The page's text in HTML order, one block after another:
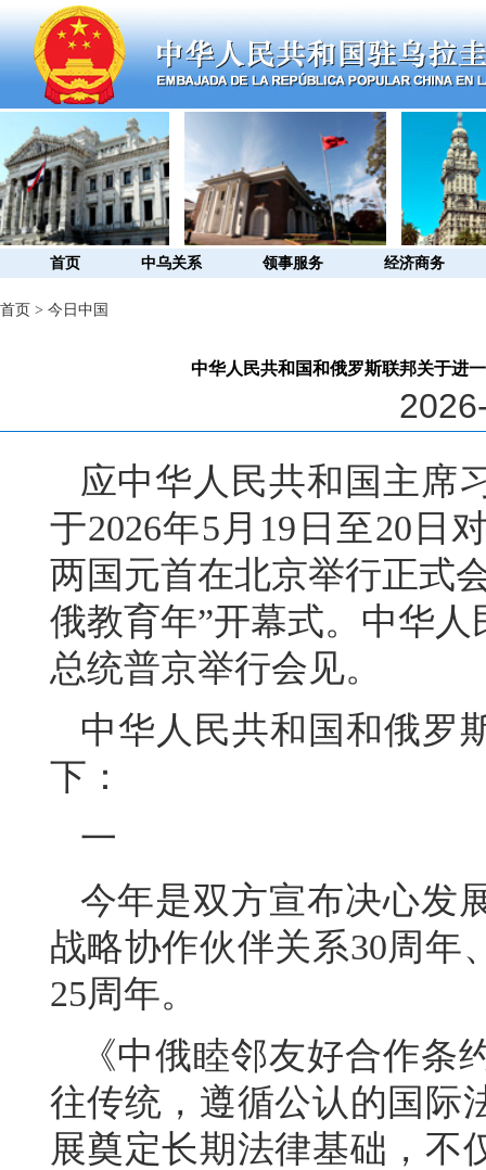
首页 中乌关系 领事服务 经济商务
首页 > 今日中国
中华人民共和国和俄罗斯联邦关于进
应中华人民共和国主席
于2026年5月19日至20日
两国元首在北京举行正式
俄教育年”开幕式。中华
总统普京举行会见。
中华人民共和国和俄罗
下：
一
今年是双方宣布决心发
战略协作伙伴关系30周年
25周年。
《中俄睦邻友好合作
往传统，遵循公认的国际
展奠定长期法律基础，不